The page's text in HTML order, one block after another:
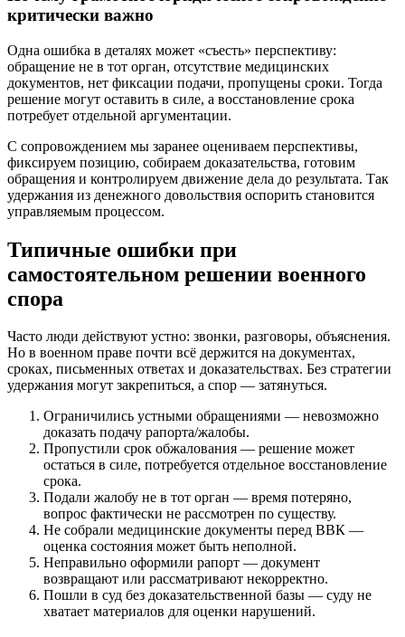
критически важно
Одна ошибка в деталях может «съесть» перспективу:
обращение не в тот орган, отсутствие медицинских
документов, нет фиксации подачи, пропущены сроки. Тогда
решение могут оставить в силе, а восстановление срока
потребует отдельной аргументации.
С сопровождением мы заранее оцениваем перспективы,
фиксируем позицию, собираем доказательства, готовим
обращения и контролируем движение дела до результата. Так
удержания из денежного довольствия оспорить становится
управляемым процессом.
Типичные ошибки при
самостоятельном решении военного
спора
Часто люди действуют устно: звонки, разговоры, объяснения.
Но в военном праве почти всё держится на документах,
сроках, письменных ответах и доказательствах. Без стратегии
удержания могут закрепиться, а спор — затянуться.
Ограничились устными обращениями — невозможно
доказать подачу рапорта/жалобы.
Пропустили срок обжалования — решение может
остаться в силе, потребуется отдельное восстановление
срока.
Подали жалобу не в тот орган — время потеряно,
вопрос фактически не рассмотрен по существу.
Не собрали медицинские документы перед ВВК —
оценка состояния может быть неполной.
Неправильно оформили рапорт — документ
возвращают или рассматривают некорректно.
Пошли в суд без доказательственной базы — суду не
хватает материалов для оценки нарушений.